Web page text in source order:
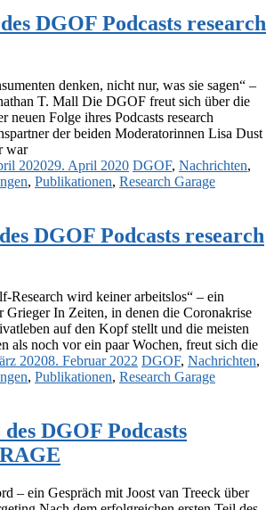
DGOF Podcasts research
denken, nicht nur, was sie sagen“ –
T. Mall Die DGOF freut sich über die
neuen Folge ihres Podcasts research
der beiden Moderatorinnen Lisa Dust
war
202029. April 2020 DGOF, Nachrichten,
, Publikationen, Research Garage
DGOF Podcasts research
Research wird keiner arbeitslos“ – ein
Grieger In Zeiten, in denen die Coronakrise
auf den Kopf stellt und die meisten
als noch vor ein paar Wochen, freut sich die
20208. Februar 2022 DGOF, Nachrichten,
, Publikationen, Research Garage
DGOF Podcasts
– ein Gespräch mit Joost van Treeck über